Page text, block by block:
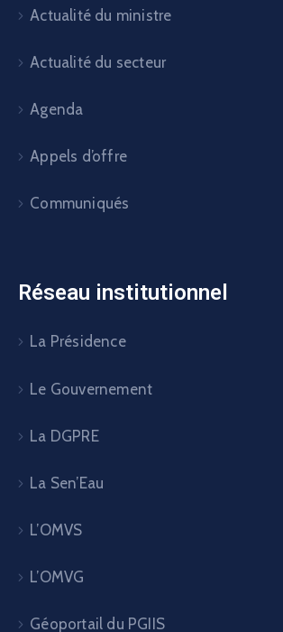
Actualité du ministre
Actualité du secteur
Agenda
Appels d’offre
Communiqués
Réseau institutionnel
La Présidence
Le Gouvernement
La DGPRE
La Sen’Eau
L’OMVS
L’OMVG
Géoportail du PGIIS